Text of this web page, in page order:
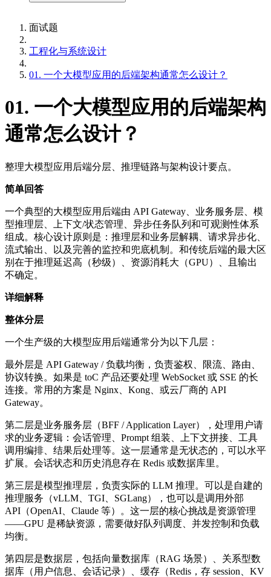
面试题
工程化与系统设计
01. 一个大模型应用的后端架构通常怎么设计？
01. 一个大模型应用的后端架构
通常怎么设计？
整理大模型应用后端分层、推理链路与架构设计要点。
简单回答
一个典型的大模型应用后端由 API Gateway、业务服务层、模
型推理层、上下文/状态管理、异步任务队列和可观测性体系
组成。核心设计原则是：推理层和业务层解耦、请求异步化、
流式输出、以及完善的监控和兜底机制。和传统后端的最大区
别在于推理延迟高（秒级）、资源消耗大（GPU）、且输出
不确定。
详细解释
整体分层
一个生产级的大模型应用后端通常分为以下几层：
最外层是 API Gateway / 负载均衡，负责鉴权、限流、路由、
协议转换。如果是 toC 产品还要处理 WebSocket 或 SSE 的长
连接。常用的方案是 Nginx、Kong、或云厂商的 API
Gateway。
第二层是业务服务层（BFF / Application Layer），处理用户请
求的业务逻辑：会话管理、Prompt 组装、上下文拼接、工具
调用编排、结果后处理等。这一层通常是无状态的，可以水平
扩展。会话状态和历史消息存在 Redis 或数据库里。
第三层是模型推理层，负责实际的 LLM 推理。可以是自建的
推理服务（vLLM、TGI、SGLang），也可以是调用外部
API（OpenAI、Claude 等）。这一层的核心挑战是资源管理
——GPU 是稀缺资源，需要做好队列调度、并发控制和负载
均衡。
第四层是数据层，包括向量数据库（RAG 场景）、关系型数
据库（用户信息、会话记录）、缓存（Redis，存 session、KV